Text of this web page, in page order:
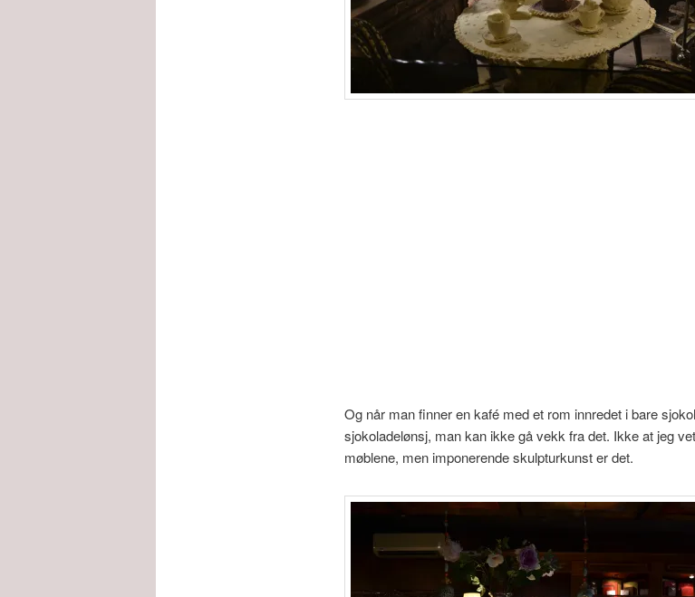
Og når man finner en kafé med et rom innredet i bare
sjokoladelønsj, man kan ikke gå vekk fra det. Ikke at jeg
møblene, men imponerende skulpturkunst er det.